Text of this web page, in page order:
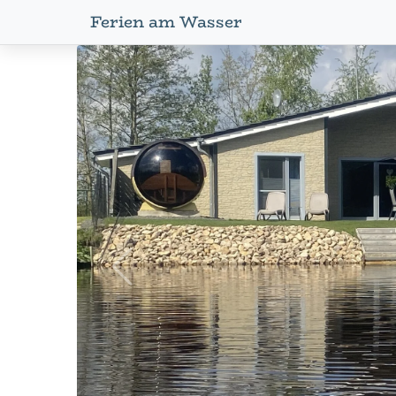
Ferien am Wasser